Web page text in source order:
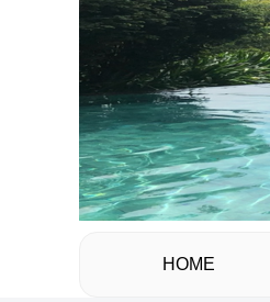
HOME